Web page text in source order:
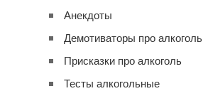
Анекдоты
Демотиваторы про алкоголь
Присказки про алкоголь
Тесты алкогольные